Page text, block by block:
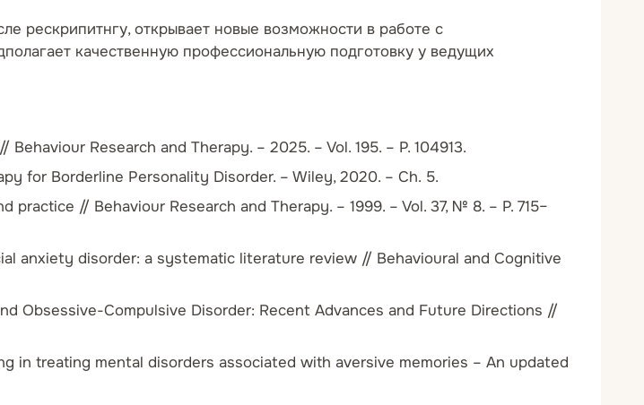
рескрипитнгу, открывает новые возможности в работе с
качественную профессиональную подготовку у ведущих
Research and Therapy. – 2025. – Vol. 195. – P. 104913.
for Borderline Personality Disorder. – Wiley, 2020. – Ch. 5.
// Behaviour Research and Therapy. – 1999. – Vol. 37, № 8. – P. 715–
anxiety disorder: a systematic literature review // Behavioural and Cognitive
Obsessive-Compulsive Disorder: Recent Advances and Future Directions //
in treating mental disorders associated with aversive memories – An updated